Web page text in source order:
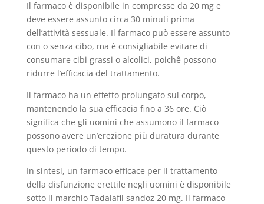
Il farmaco è disponibile in compresse da 20 mg e
deve essere assunto circa 30 minuti prima
dell’attività sessuale. Il farmaco può essere assunto
con o senza cibo, ma è consigliabile evitare di
consumare cibi grassi o alcolici, poichê possono
ridurre l’efficacia del trattamento.
Il farmaco ha un effetto prolungato sul corpo,
mantenendo la sua efficacia fino a 36 ore. Ciò
significa che gli uomini che assumono il farmaco
possono avere un’erezione più duratura durante
questo periodo di tempo.
In sintesi, un farmaco efficace per il trattamento
della disfunzione erettile negli uomini è disponibile
sotto il marchio Tadalafil sandoz 20 mg. Il farmaco